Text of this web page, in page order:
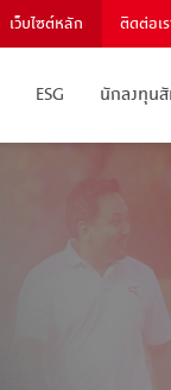
เว็บไซต์หลัก ติดต่อเ
ESG นักลงทุน